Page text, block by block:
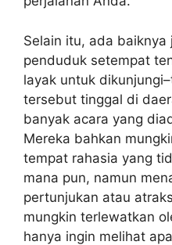
Selain itu, ada baiknya
penduduk setempat
layak untuk
tersebut tinggal di
banyak acara yang
Mereka bahkan
tempat rahasia yang
mana pun, namun
pertunjukan atau
mungkin terlewatkan
hanya ingin melihat